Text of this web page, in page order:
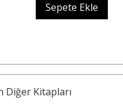
Sepete Ekle
Diğer Kitapları